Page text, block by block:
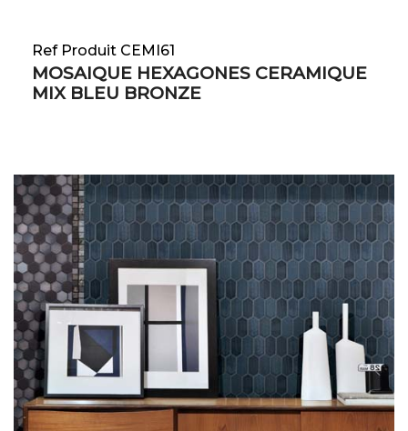
Ref Produit CEMI61
MOSAIQUE HEXAGONES CERAMIQUE
MIX BLEU BRONZE